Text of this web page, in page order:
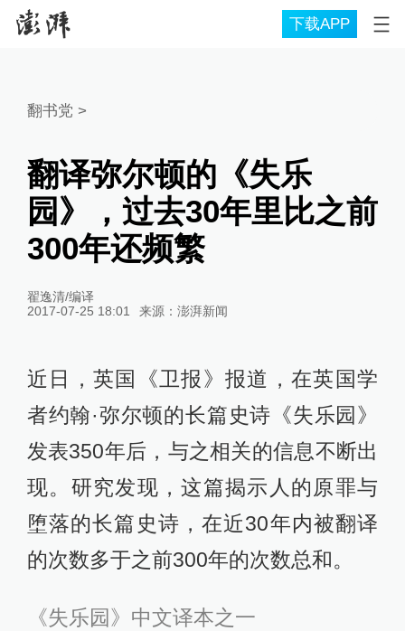
下载APP
翻书党 >
翻译弥尔顿的《失乐
园》，过去30年里比之前
300年还频繁
翟逸清/编译
2017-07-25 18:01
来源： 澎湃新闻
近日，英国《卫报》报道，在英国学
者约翰·弥尔顿的长篇史诗《失乐园》
发表350年后，与之相关的信息不断出
现。研究发现，这篇揭示人的原罪与
堕落的长篇史诗，在近30年内被翻译
的次数多于之前300年的次数总和。
《失乐园》中文译本之一